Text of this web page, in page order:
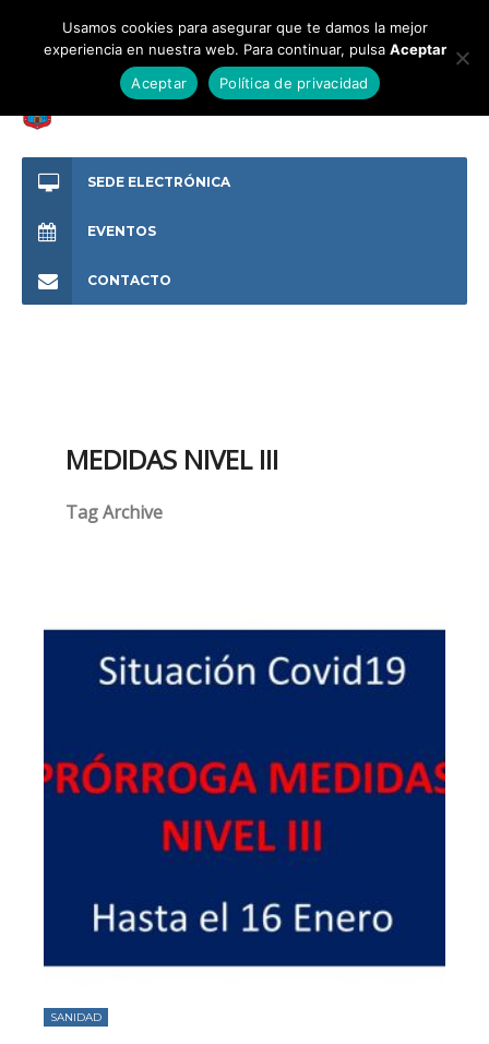
SEDE ELECTRÓNICA
EVENTOS
CONTACTO
MEDIDAS NIVEL III
Tag Archive
SANIDAD
Usamos cookies para asegurar que te damos la mejor
experiencia en nuestra web. Para continuar, pulsa Aceptar
Aceptar
Política de privacidad